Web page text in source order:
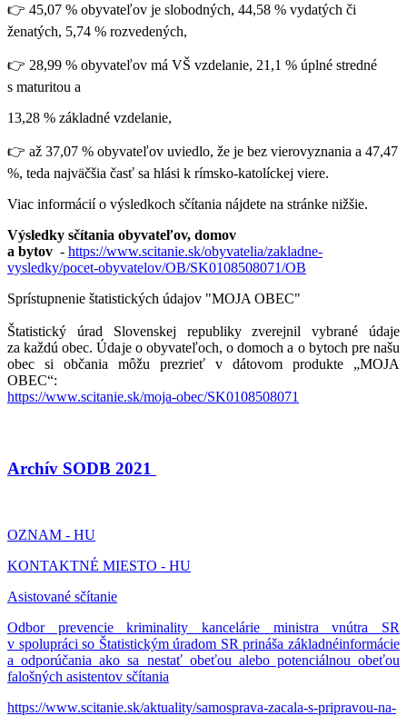
👉 45,07 % obyvateľov je slobodných, 44,58 % vydatých či
ženatých, 5,74 % rozvedených,
👉 28,99 % obyvateľov má VŠ vzdelanie, 21,1 % úplné stredné
s maturitou a
13,28 % základné vzdelanie,
👉 až 37,07 % obyvateľov uviedlo, že je bez vierovyznania a 47,47
%, teda najväčšia časť sa hlási k rímsko-katolíckej viere.
Viac informácií o výsledkoch sčítania nájdete na stránke nižšie.
Výsledky sčítania obyvateľov, domov
a bytov - https://www.scitanie.sk/obyvatelia/zakladne-
vysledky/pocet-obyvatelov/OB/SK0108508071/OB
Sprístupnenie štatistických údajov "MOJA OBEC"
Štatistický úrad Slovenskej republiky zverejnil vybrané údaje
za každú obec. Údaje o obyvateľoch, o domoch a o bytoch pre našu
obec si občania môžu prezrieť v dátovom produkte „MOJA
OBEC“:
https://www.scitanie.sk/moja-obec/SK0108508071
Archív SODB 2021
OZNAM - HU
KONTAKTNÉ MIESTO - HU
Asistované sčítanie
Odbor prevencie kriminality kancelárie ministra vnútra SR
v spolupráci so Štatistickým úradom SR prináša základnéinformácie
a odporúčania ako sa nestať obeťou alebo potenciálnou obeťou
falošných asistentov sčítania
https://www.scitanie.sk/aktuality/samosprava-zacala-s-pripravou-na-